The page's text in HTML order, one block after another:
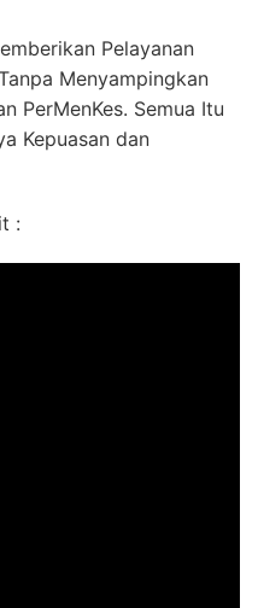
Pelayanan
Menyampingkan
PerMenKes. Semua Itu
Kepuasan dan
: